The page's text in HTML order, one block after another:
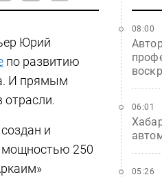
Юрий
по развитию
И прямым
отрасли.
и
мощностью 250
08:00
06:01
05:26